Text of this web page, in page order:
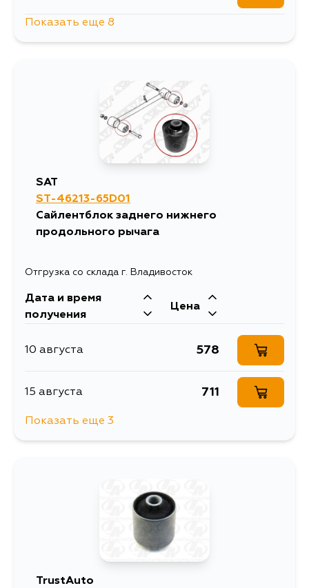
2366
2399
13 августа
Показать еще 8
SAT
ST-46213-65D01
Сайлентблок заднего нижнего
продольного рычага
Отгрузка со склада г. Владивосток
Дата и время
получения
Цена
10 августа 578
15 августа 711
Показать еще 3
TrustAuto